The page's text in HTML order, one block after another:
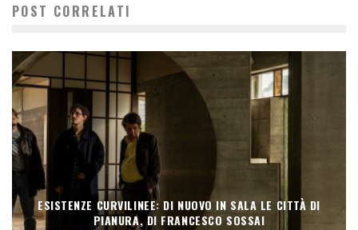
POST CORRELATI
ESISTENZE CURVILINEE: DI NUOVO IN SALA LE CITTÀ DI
PIANURA, DI FRANCESCO SOSSAI